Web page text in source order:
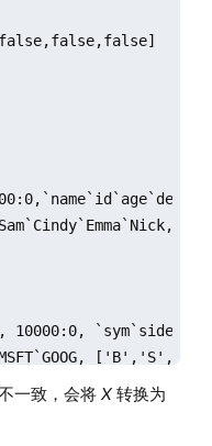
1
一致，会将 X转换为